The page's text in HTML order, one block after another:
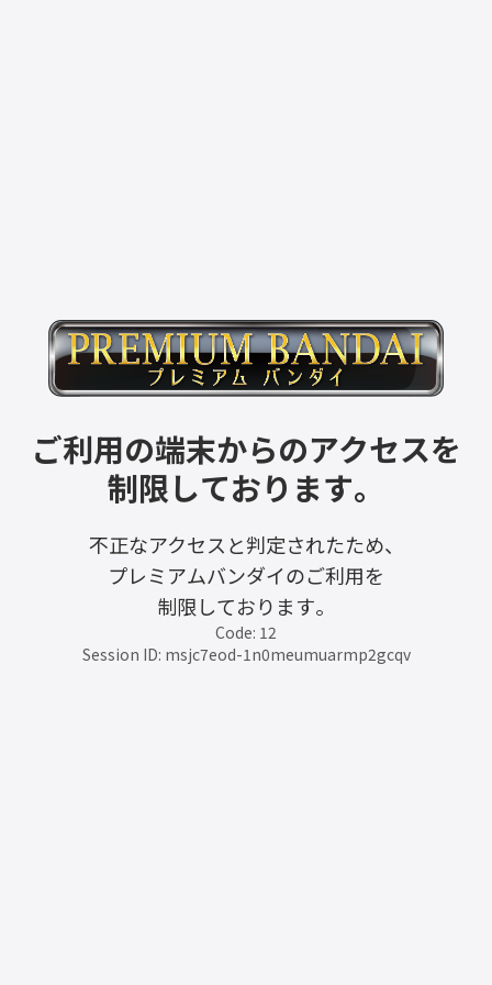
ご利用の端末からのアクセスを
制限しております。
不正なアクセスと判定されたため、
プレミアムバンダイのご利用を
制限しております。
Code: 12
Session ID: msjc7eod-1n0meumuarmp2gcqv